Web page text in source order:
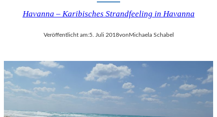
Havanna – Karibisches Strandfeeling in Havanna
Veröffentlicht am:5. Juli 2018von Michaela Schabel